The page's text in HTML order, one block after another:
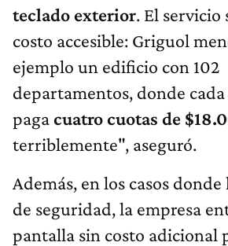
teclado exterior. El servicio
costo accesible: Griguol
ejemplo un edificio con 102
departamentos, donde
pagacuatro cuotas de
terriblemente", aseguró.
Además, en los casos
de seguridad, la empresa
pantalla sin costo adicional